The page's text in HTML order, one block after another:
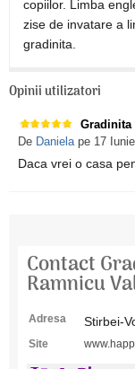
copiilor. Limba
zise de invatare a
gradinita.
Opinii utilizatori
Gradinita
De Danielape 17
Daca vrei o casa
Contact
Ramnicu
Adresa Stirbei-
Site